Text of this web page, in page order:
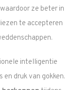
ze beter in
te accepteren
intelligentie
en druk van gokken.